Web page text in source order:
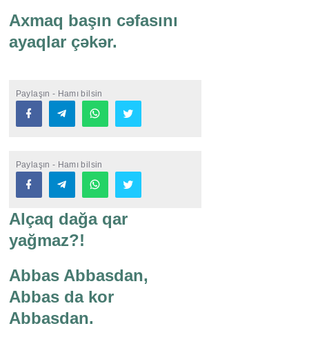
Axmaq başın cəfasını
ayaqlar çəkər.
Paylaşın - Hamı bilsin
Paylaşın - Hamı bilsin
Alçaq dağa qar
yağmaz?!
Abbas Abbasdan,
Abbas da kor
Abbasdan.